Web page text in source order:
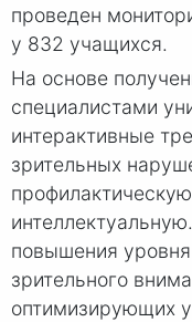
проведен
у 832 учащихся.
На основе
специалистами
интерактивные
зрительных
повышения
зрительного
оптимизирующих